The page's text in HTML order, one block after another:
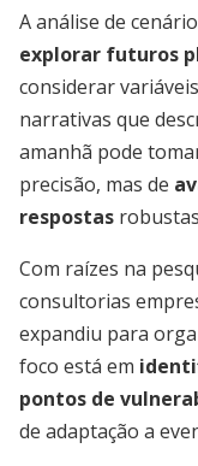
A análise de
explorar futuros
considerar
narrativas que
amanhã pode
precisão, mas de
respostas
Com raízes na
consultorias
expandiu para
foco está em
pontos de
de adaptação a